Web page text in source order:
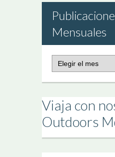
Mensuales
Mensuales
Viaja con
Outdoors